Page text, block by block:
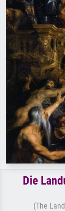
Die
(The